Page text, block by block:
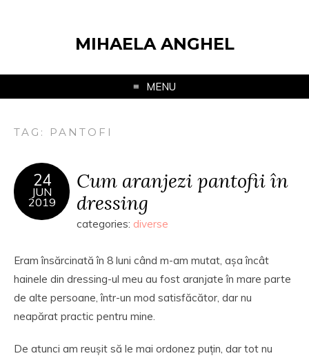
MIHAELA ANGHEL
MENU
TAG: PANTOFI
24
JUN
2019
Cum aranjezi pantofii în
dressing
categories: diverse
Eram însărcinată în 8 luni când m-am mutat, așa încât
hainele din dressing-ul meu au fost aranjate în mare parte
de alte persoane, într-un mod satisfăcător, dar nu
neapărat practic pentru mine.
De atunci am reușit să le mai ordonez puțin, dar tot nu